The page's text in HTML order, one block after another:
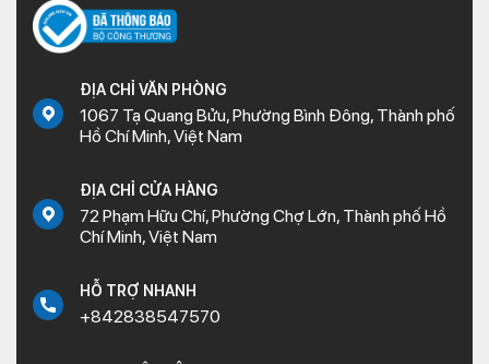
ĐỊA CHỈ VĂN PHÒNG
1067 Tạ Quang Bửu, Phường Bình Đông, Thành phố
Hồ Chí Minh, Việt Nam
ĐỊA CHỈ CỬA HÀNG
72 Phạm Hữu Chí, Phường Chợ Lớn, Thành phố Hồ
Chí Minh, Việt Nam
HỖ TRỢ NHANH
+842838547570